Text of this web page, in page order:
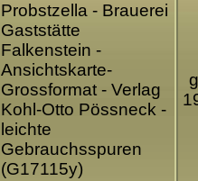
Probstzella - Brauerei
Gaststätte
Falkenstein -
Ansichtskarte-
Grossformat - Verlag
Kohl-Otto Pössneck -
leichte
Gebrauchsspuren
(G17115y)